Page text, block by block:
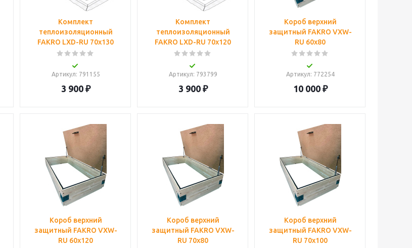
Комплект
теплоизоляционный
FAKRO LXD-RU 70х130
Артикул: 791155
3 900₽
Комплект
теплоизоляционный
FAKRO LXD-RU 70x120
Артикул: 793799
3 900₽
Короб верхний
защитный FAKRO VXW-
RU 60х80
Артикул: 772254
10 000₽
Короб верхний
защитный FAKRO VXW-
RU 60х120
Короб верхний
защитный FAKRO VXW-
RU 70х80
Короб верхний
защитный FAKRO VXW-
RU 70х100